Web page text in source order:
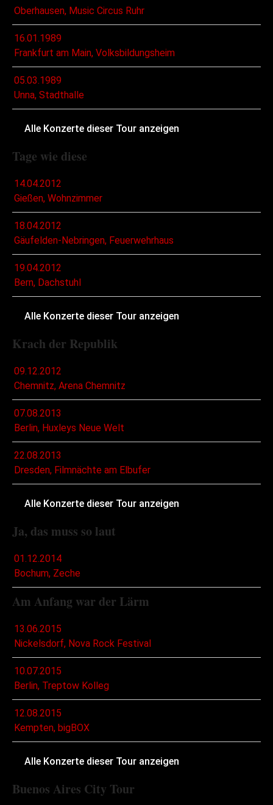
Oberhausen, Music Circus Ruhr
16.01.1989
Frankfurt am Main, Volksbildungsheim
05.03.1989
Unna, Stadthalle
Alle Konzerte dieser Tour anzeigen
Tage wie diese
14.04.2012
Gießen, Wohnzimmer
18.04.2012
Gäufelden-Nebringen, Feuerwehrhaus
19.04.2012
Bern, Dachstuhl
Alle Konzerte dieser Tour anzeigen
Krach der Republik
09.12.2012
Chemnitz, Arena Chemnitz
07.08.2013
Berlin, Huxleys Neue Welt
22.08.2013
Dresden, Filmnächte am Elbufer
Alle Konzerte dieser Tour anzeigen
Ja, das muss so laut
01.12.2014
Bochum, Zeche
Am Anfang war der Lärm
13.06.2015
Nickelsdorf, Nova Rock Festival
10.07.2015
Berlin, Treptow Kolleg
12.08.2015
Kempten, bigBOX
Alle Konzerte dieser Tour anzeigen
Buenos Aires City Tour